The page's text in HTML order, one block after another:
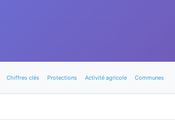
Chiffres clés Protections Activité agricole Communes